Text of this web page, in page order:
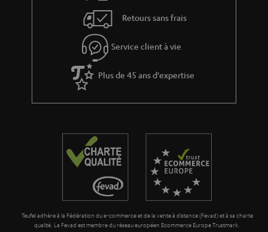
a
n
e
Retours sans frais
Service client à vie
Plus de 45 ans d'expertise
Teufel adhère à la Fédération du e-commerce et de la vente à distance (Fevad) et à sa charte
qualité. La Fevad est membre du réseau européen Ecommerce Europe Trustmark.